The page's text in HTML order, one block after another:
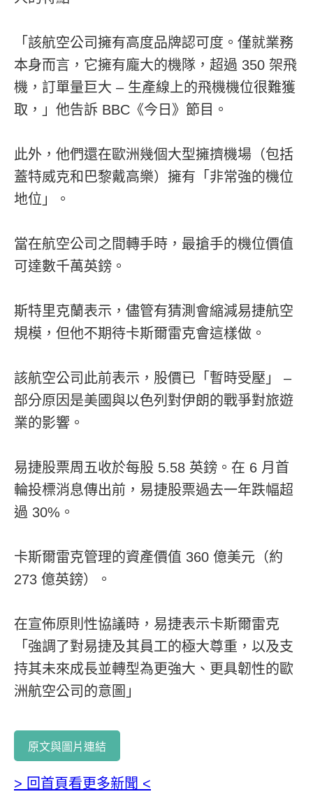
「該航空公司擁有高度品牌認可度。僅就業務
本身而言，它擁有龐大的機隊，超過 350 架飛
機，訂單量巨大 – 生產線上的飛機機位很難獲
取，」他告訴 BBC《今日》節目。
此外，他們還在歐洲幾個大型擁擠機場（包括
蓋特威克和巴黎戴高樂）擁有「非常強的機位
地位」。
當在航空公司之間轉手時，最搶手的機位價值
可達數千萬英鎊。
斯特里克蘭表示，儘管有猜測會縮減易捷航空
規模，但他不期待卡斯爾雷克會這樣做。
該航空公司此前表示，股價已「暫時受壓」 –
部分原因是美國與以色列對伊朗的戰爭對旅遊
業的影響。
易捷股票周五收於每股 5.58 英鎊。在 6 月首
輪投標消息傳出前，易捷股票過去一年跌幅超
過 30%。
卡斯爾雷克管理的資產價值 360 億美元（約
273 億英鎊）。
在宣佈原則性協議時，易捷表示卡斯爾雷克
「強調了對易捷及其員工的極大尊重，以及支
持其未來成長並轉型為更強大、更具韌性的歐
洲航空公司的意圖」
原文與圖片連結
> 回首頁看更多新聞 <